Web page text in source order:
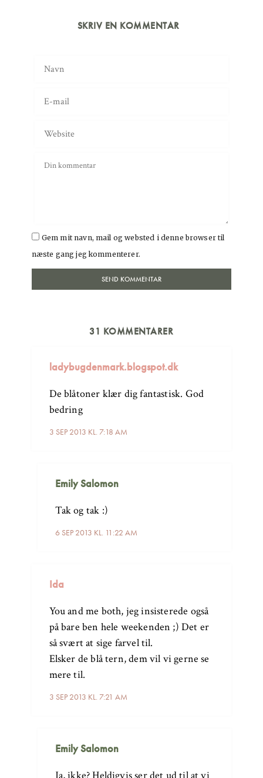
SKRIV EN KOMMENTAR
Gem mit navn, mail og websted i denne browser til
næste gang jeg kommenterer.
31 KOMMENTARER
ladybugdenmark.blogspot.dk
3 SEP 2013 KL. 7:18 AM
De blåtoner klær dig fantastisk. God
bedring
Emily Salomon
6 SEP 2013 KL. 11:22 AM
Tak og tak :)
Ida
3 SEP 2013 KL. 7:21 AM
You and me both, jeg insisterede også
på bare ben hele weekenden ;) Det er
så svært at sige farvel til.
Elsker de blå tern, dem vil vi gerne se
mere til.
Emily Salomon